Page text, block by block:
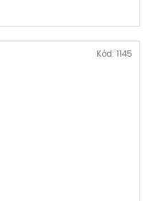
Kód: 1145